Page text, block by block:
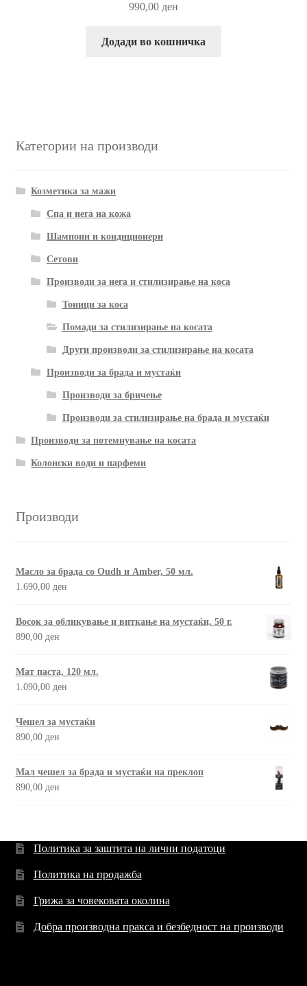
990,00 ден
Додади во кошничка
Категории на производи
Козметика за мажи
Спа и нега на кожа
Шампони и кондиционери
Сетови
Производи за нега и стилизирање на коса
Тоници за коса
Помади за стилизирање на косата
Други производи за стилизирање на косата
Производи за брада и мустаќи
Производи за бричење
Производи за стилизирање на брада и мустаќи
Производи за потемнување на косата
Колонски води и парфеми
Производи
Масло за брада со Oudh и Amber, 50 мл.
1.690,00 ден
Восок за обликување и виткање на мустаќи, 50 г.
890,00 ден
Мат паста, 120 мл.
1.090,00 ден
Чешел за мустаќи
890,00 ден
Мал чешел за брада и мустаќи на преклоп
890,00 ден
Политика за заштита на лични податоци
Политика на продажба
Грижа за човековата околина
Добра производна пракса и безбедност на производи